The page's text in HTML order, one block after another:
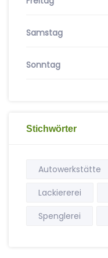
Samstag
Sonntag
Stichwörter
Autowerkstätte
Lackiererei
Spenglerei